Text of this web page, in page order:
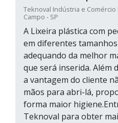
Teknoval Indústria e
Campo - SP
A Lixeira plástica com
em diferentes tamanhos
adequando da melhor
que será inserida. Além
a vantagem do cliente
mãos para abri-lá,
forma maior
Teknoval para obter